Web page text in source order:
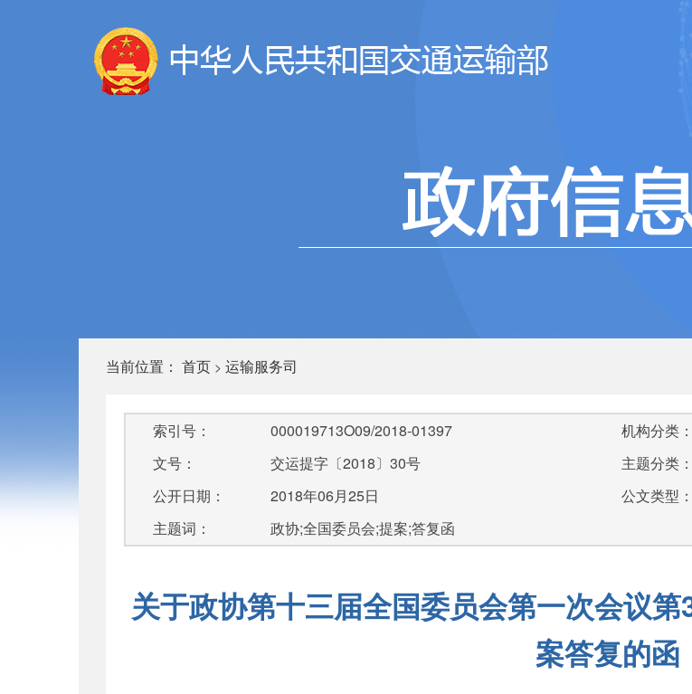
当前位置： 首页 > 运输服务司
索引号：
000019713O09/2018-01397
文号：
交运提字〔2018〕30号
公开日期：
2018年06月25日
主题词：
政协;全国委员会;提案;答复函
机构分类：
主题分类：
公文类型：
关于政协第十三届全国委员会第一次会议
案答复的函